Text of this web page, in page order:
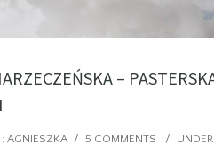
–
: AGNIESZKA / 5 COMMENTS / UNDER